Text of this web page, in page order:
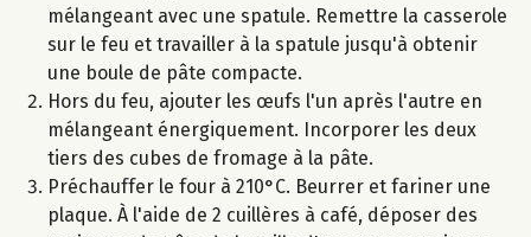
mélangeant avec une spatule. Remettre la casserole
sur le feu et travailler à la spatule jusqu'à obtenir
une boule de pâte compacte.
Hors du feu, ajouter les œufs l'un après l'autre en
mélangeant énergiquement. Incorporer les deux
tiers des cubes de fromage à la pâte.
Préchauffer le four à 210°C. Beurrer et fariner une
plaque. À l'aide de 2 cuillères à café, déposer des